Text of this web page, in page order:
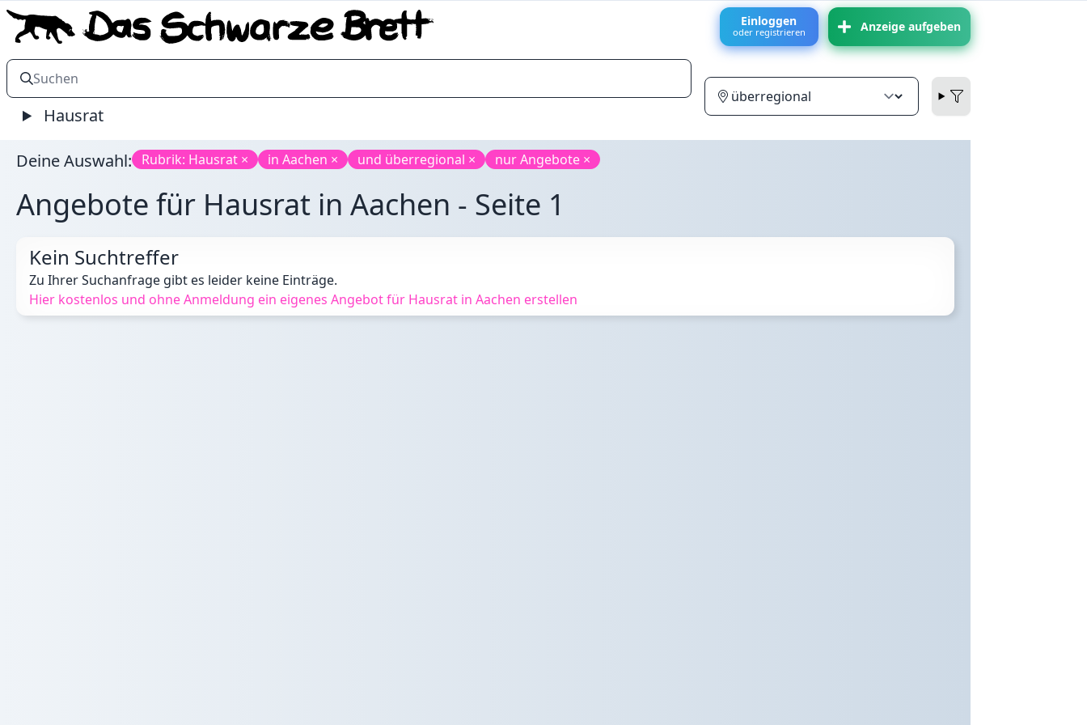
Einloggen
oder registrieren Anzeige aufgeben
Hausrat
Deine Auswahl: Rubrik: Hausrat × in Aachen × und überregional × nur Angebote ×
Angebote für Hausrat in Aachen - Seite 1
Kein Suchtreffer
Zu Ihrer Suchanfrage gibt es leider keine Einträge.
Hier kostenlos und ohne Anmeldung ein eigenes Angebot für Hausrat in Aachen erstellen